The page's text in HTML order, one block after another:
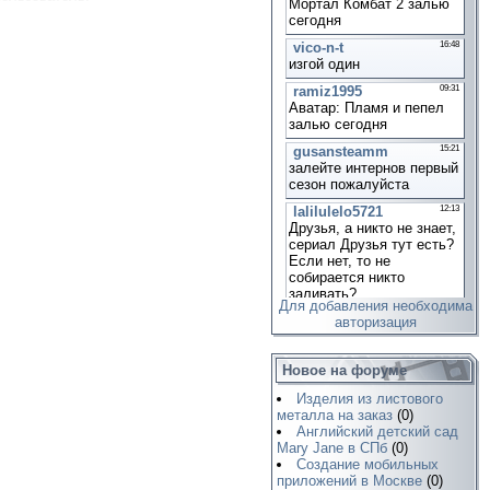
Для добавления необходима
авторизация
Новое на форуме
Изделия из листового
металла на заказ (0)
Английский детский сад
Mary Jane в СПб (0)
Создание мобильных
приложений в Москве (0)